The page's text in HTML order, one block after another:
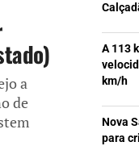
a
de
A 113
km/h
Nova
para